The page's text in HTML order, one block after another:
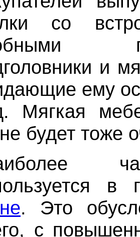
со
и
ему
Мягкая
будет тоже
. Это
с